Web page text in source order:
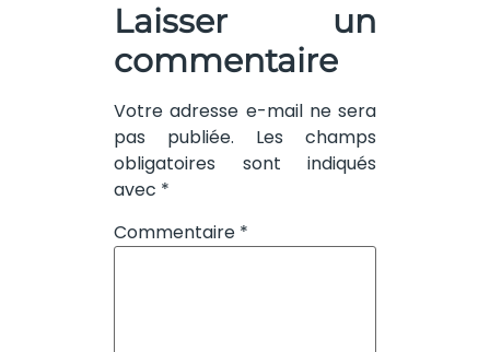
Laisser un
commentaire
Votre adresse e-mail ne sera
pas publiée.
Les champs
obligatoires sont indiqués
avec *
Commentaire *